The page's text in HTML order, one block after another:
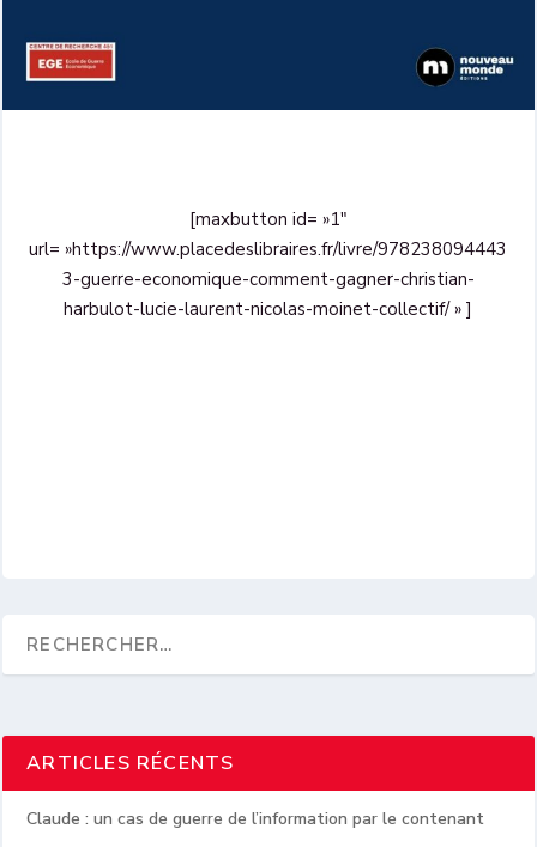
[maxbutton id= »1″
url= »https://www.placedeslibraires.fr/livre/978238094443
3-guerre-economique-comment-gagner-christian-
harbulot-lucie-laurent-nicolas-moinet-collectif/ » ]
ARTICLES RÉCENTS
Claude : un cas de guerre de l’information par le contenant